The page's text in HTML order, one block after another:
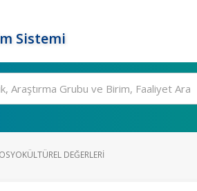
Sistemi
DEĞERLERİ